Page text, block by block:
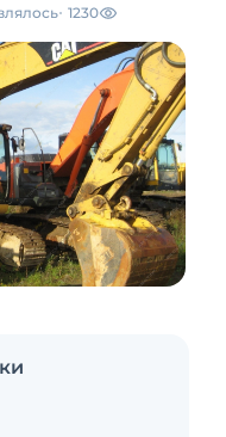
1230